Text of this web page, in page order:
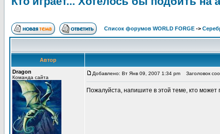
Список форумов WORLD FORGE ->
Автор
Dragon
Команда сайта
Добавлено: Вт Янв 09, 2007 1:34 pm Заголовок
Пожалуйста, напишите в этой теме, кто